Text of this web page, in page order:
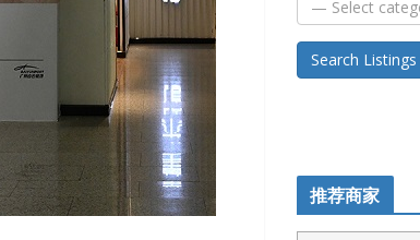
Search Listings
推荐商家